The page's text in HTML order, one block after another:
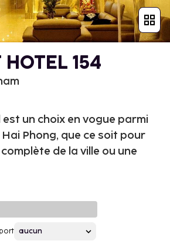
154
un choix en vogue parmi
Phong, que ce soit pour
de la ville ou une